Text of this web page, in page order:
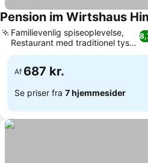
Pension im Wirtshaus
Familievenlig spiseoplevelse,
Restaurant med traditionel tysk
mad
Af 687 kr.
Se priser fra 7 hjemmesider